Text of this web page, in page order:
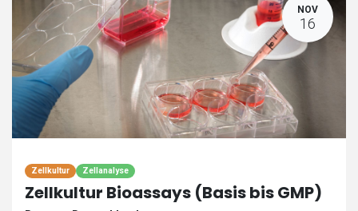
NOV
16
Zellkultur Zellanalyse
Zellkultur Bioassays (Basis bis GMP)